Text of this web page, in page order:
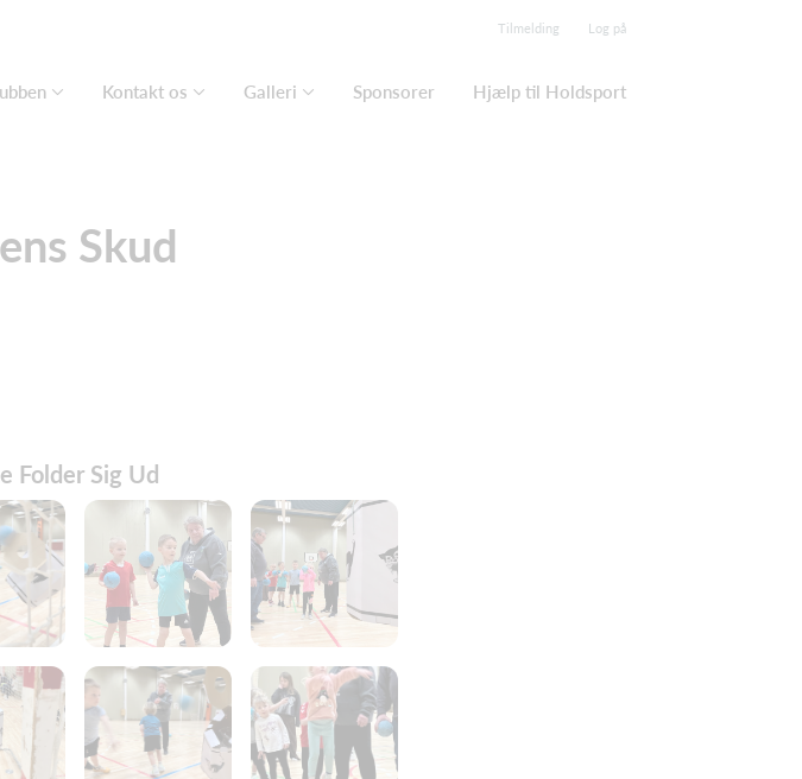
Tilmelding Log på
Kontakt os Galleri Sponsorer Hjælp til Holdsport
Skud
Folder Sig Ud